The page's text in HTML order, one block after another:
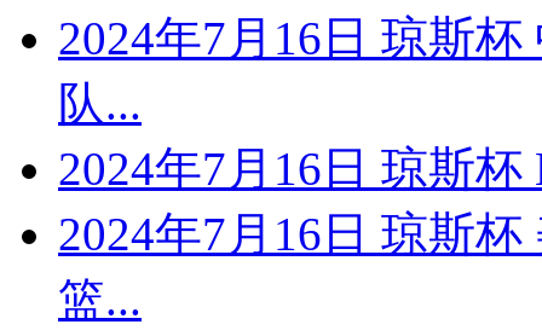
2024年7月16日 琼斯
队...
2024年7月16日 琼斯
2024年7月16日 琼斯
篮...